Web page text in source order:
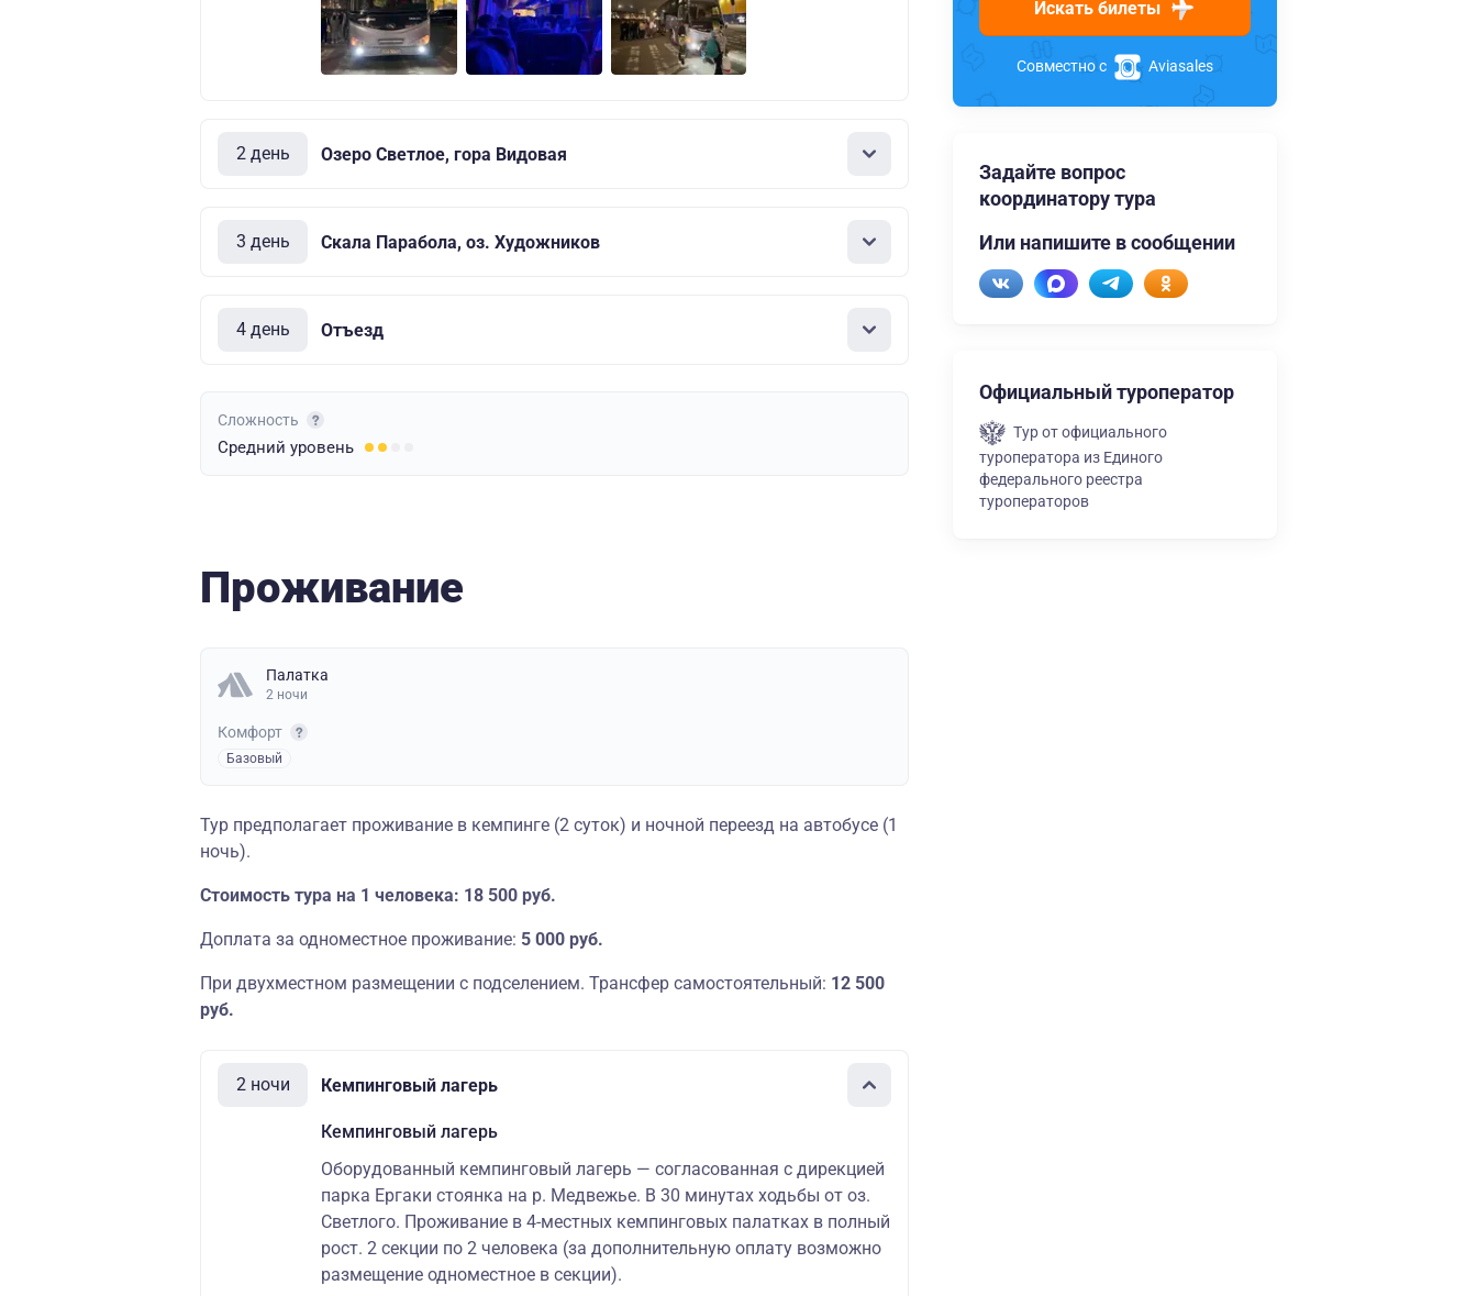
2 день Озеро Светлое, гора Видовая
3 день Скала Парабола, оз. Художников
4 день Отъезд
Сложность
Средний уровень
Проживание
Палатка
2 ночи
Комфорт
Базовый
Тур предполагает проживание в кемпинге (2 суток) и ночной переезд на автобусе (1
ночь).
Стоимость тура на 1 человека: 18 500 руб.
Доплата за одноместное проживание: 5 000 руб.
При двухместном размещении с подселением. Трансфер самостоятельный: 12 500
руб.
2 ночи Кемпинговый лагерь
Кемпинговый лагерь
Оборудованный кемпинговый лагерь — согласованная с дирекцией
парка Ергаки стоянка на р. Медвежье. В 30 минутах ходьбы от оз.
Светлого. Проживание в 4-местных кемпинговых палатках в полный
рост. 2 секции по 2 человека (за дополнительную оплату возможно
размещение одноместное в секции).
Искать билеты
Совместно с Aviasales
Задайте вопрос
координатору тура
Или напишите в сообщении
Официальный туроператор
Тур от официального
туроператора из Единого
федерального реестра
туроператоров